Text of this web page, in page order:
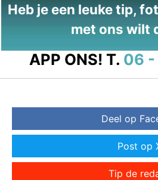
Heb je een leuke tip,
met ons wilt
APP ONS! T. 06 -
Deel op
Post op
Tip de